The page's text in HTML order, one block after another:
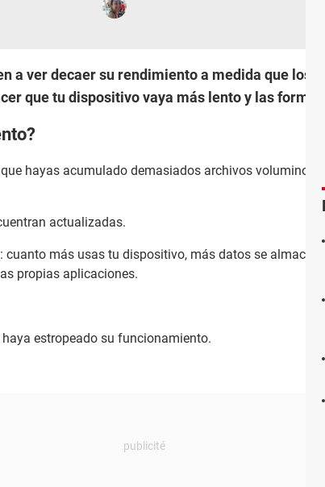
a ver decaer su rendimiento a medida que los
que tu dispositivo vaya más lento y las
hayas acumulado demasiados archivos voluminosos,
actualizadas.
más usas tu dispositivo, más datos se
propias aplicaciones.
estropeado su funcionamiento.